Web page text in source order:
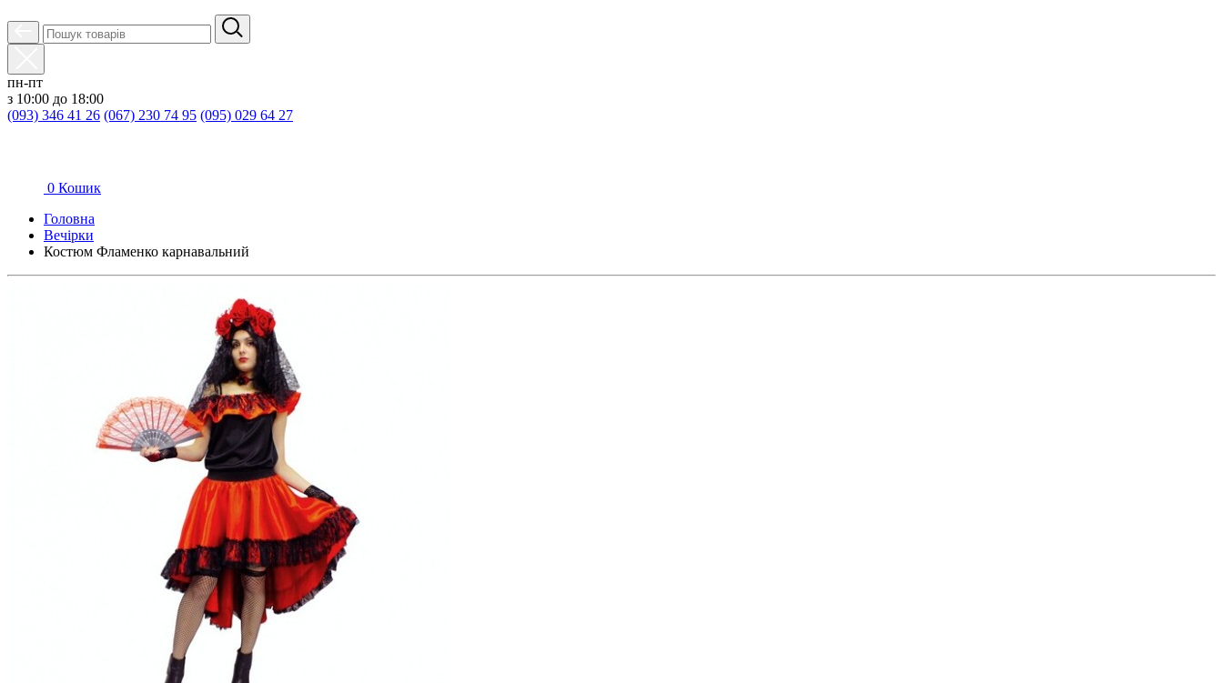
пн-пт
з 10:00 до 18:00
(093) 346 41 26 (067) 230 74 95 (095) 029 64 27
0 Кошик
Головна
Вечірки
Костюм Фламенко карнавальний